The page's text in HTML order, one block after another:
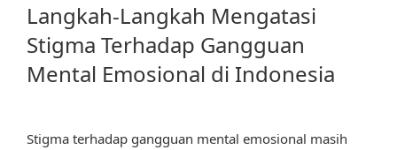
Langkah-Langkah Mengatasi
Stigma Terhadap Gangguan
Mental Emosional di Indonesia
Stigma terhadap gangguan mental emosional masih